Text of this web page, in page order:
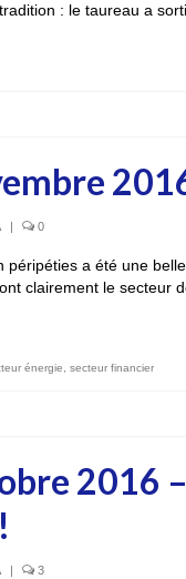
: le taureau a
0
péripéties a été une
clairement le secteur
énergie, secteur financier
2016
3